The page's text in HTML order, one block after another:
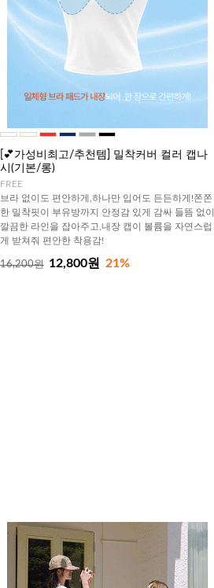
[💕가성비최고/추천템] 밀착커버 컬러 캡나
시(기본/롱)
FREE
브라 없이도 편안하게,하나만 입어도 든든하게!쫀쫀
한 밀착핏이 부유방까지 안정감 있게 감싸 들뜸 없이
깔끔한 라인을 잡아주고,내장 캡이 볼륨을 자연스럽
게 받쳐줘 편안한 착용감!
16,200원 12,800원 21%